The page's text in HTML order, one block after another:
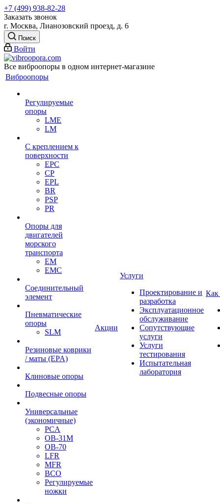
+7 (499) 938-82-28
Заказать звонок
г. Москва, Лианозовский проезд, д. 6
Поиск
Войти
Все виброопоры в одном интернет-магазине
Виброопоры
Регулируемые
опоры
LME
LM
С креплением к
поверхности
EPC
CP
EPL
BR
PSP
PR
Опоры для
двигателей
морского
транспорта
EM
EMC
Cоединительный
элемент
Пневматические
опоры
SLM
Резиновые коврики
/ маты (EPA)
Клиновые опоры
Подвесные опоры
Универсальные
(экономичные)
PCA
ОВ-31М
OB-70
LFR
MFR
ВСО
Регулируемые
ножки
Акции
Услуги
Проектирование и
разработка
Эксплуатационное
обслуживание
Сопутствующие
услуги
Услуги
тестирования
Испытательная
лаборатория
Как